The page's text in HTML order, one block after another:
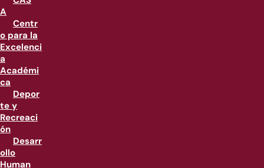
A
Centr
o para la
Excelenci
a
Académi
ca
Depor
te y
Recreaci
ón
Desarr
ollo
Human